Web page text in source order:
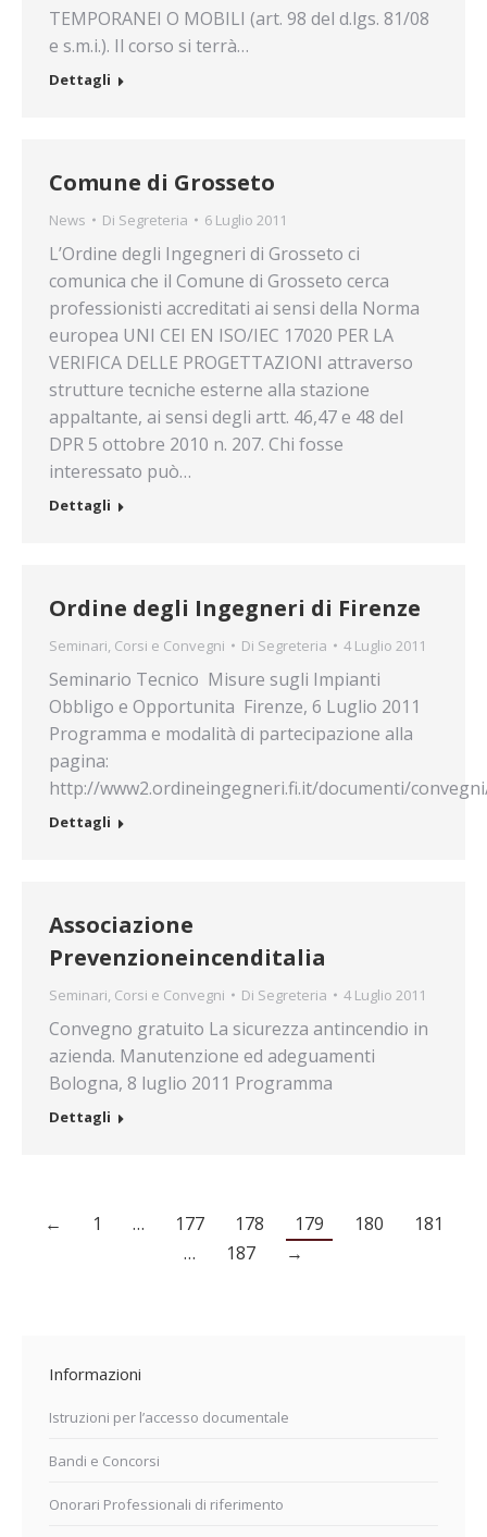
TEMPORANEI O MOBILI (art. 98 del d.lgs. 81/08
e s.m.i.). Il corso si terrà…
Dettagli
Comune di Grosseto
News Di Segreteria 6 Luglio 2011
L’Ordine degli Ingegneri di Grosseto ci
comunica che il Comune di Grosseto cerca
professionisti accreditati ai sensi della Norma
europea UNI CEI EN ISO/IEC 17020 PER LA
VERIFICA DELLE PROGETTAZIONI attraverso
strutture tecniche esterne alla stazione
appaltante, ai sensi degli artt. 46,47 e 48 del
DPR 5 ottobre 2010 n. 207. Chi fosse
interessato può…
Dettagli
Ordine degli Ingegneri di Firenze
Seminari, Corsi e Convegni Di Segreteria 4 Luglio 2011
Seminario Tecnico  Misure sugli Impianti
Obbligo e Opportunita  Firenze, 6 Luglio 2011
Programma e modalità di partecipazione alla
pagina:
http://www2.ordineingegneri.fi.it/documenti/
Dettagli
Associazione
Prevenzioneincenditalia
Seminari, Corsi e Convegni Di Segreteria 4 Luglio 2011
Convegno gratuito La sicurezza antincendio in
azienda. Manutenzione ed adeguamenti
Bologna, 8 luglio 2011 Programma
Dettagli
← 1 … 177 178 179 180
181
…
187 →
Informazioni
Istruzioni per l’accesso documentale
Bandi e Concorsi
Onorari Professionali di riferimento